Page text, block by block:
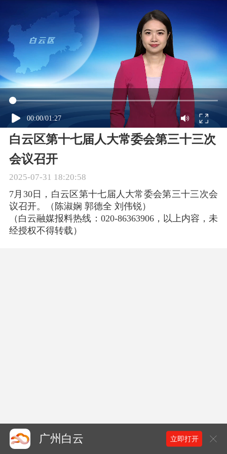
00:00/01:27
白云区第十七届人大常委会第三十三次
会议召开
2025-07-31 18:20:58
7月30日，白云区第十七届人大常委会第三十三次会
议召开。（陈淑娴 郭德全 刘伟锐）
（白云融媒报料热线：020-86363906，以上内容，未
经授权不得转载）
广州白云 立即打开